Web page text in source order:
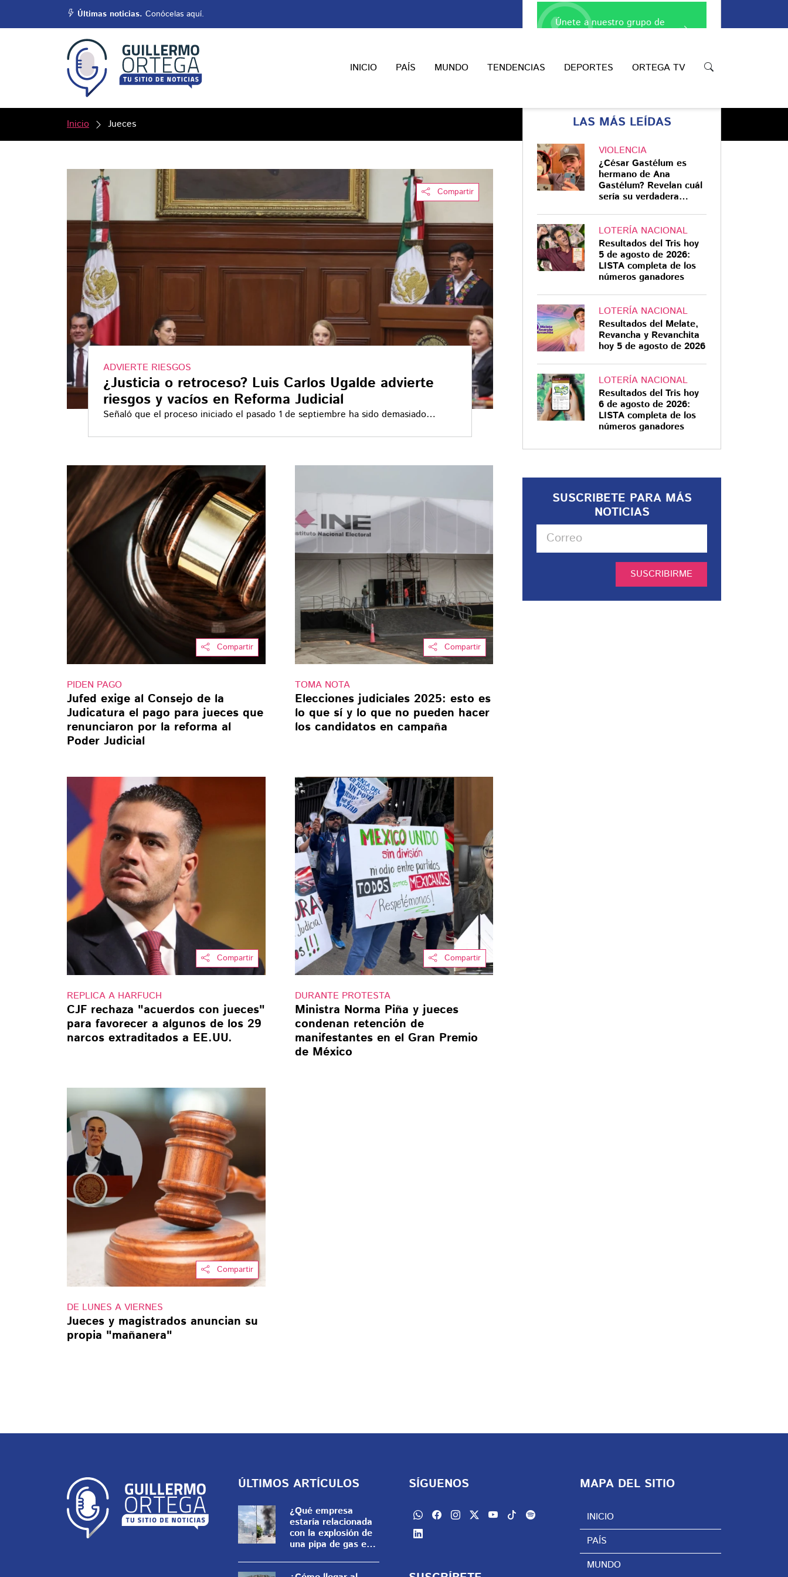
Últimas noticias. Conócelas aquí.
INICIO PAÍS MUNDO TENDENCIAS DEPORTES ORTEGA TV
Inicio Jueces
Compartir
ADVIERTE RIESGOS
¿Justicia o retroceso? Luis Carlos Ugalde advierte
riesgos y vacíos en Reforma Judicial
Señaló que el proceso iniciado el pasado 1 de septiembre ha sido demasiado
Compartir
NARCOTRÁFICO
García Harfuch exhibe
a jueces por liberar y
favorecer a
delincuentes
SSPC reporta casi 200
resoluciones judiciales que
Compartir
PIDEN PAGO
Jufed exige al Consejo de la
Judicatura el pago para jueces que
renunciaron por la reforma al
Poder Judicial
Compartir
TOMA NOTA
Elecciones judiciales 2025: esto es
lo que sí y lo que no pueden hacer
los candidatos en campaña
Compartir
REPLICA A HARFUCH
CJF rechaza "acuerdos con jueces"
para favorecer a algunos de los 29
narcos extraditados a EE.UU.
Compartir
DURANTE PROTESTA
Ministra Norma Piña y jueces
condenan retención de
manifestantes en el Gran Premio
de México
Compartir
DE LUNES A VIERNES
Jueces y magistrados anuncian su
propia "mañanera"
Únete a nuestro grupo de
LAS MÁS LEÍDAS
VIOLENCIA
¿César Gastélum es
hermano de Ana
Gastélum? Revelan cuál
sería su verdadera
LOTERÍA NACIONAL
Resultados del Tris hoy
5 de agosto de 2026:
LISTA completa de los
números ganadores
LOTERÍA NACIONAL
Resultados del Melate,
Revancha y Revanchita
hoy 5 de agosto de 2026
LOTERÍA NACIONAL
Resultados del Tris hoy
6 de agosto de 2026:
LISTA completa de los
números ganadores
SUSCRIBETE PARA MÁS
NOTICIAS
SUSCRIBIRME
ÚLTIMOS ARTÍCULOS
¿Qué empresa
estaría relacionada
con la explosión de
una pipa de gas en
Cuernavaca?
SÍGUENOS MAPA DEL SITIO
INICIO
PAÍS
MUNDO